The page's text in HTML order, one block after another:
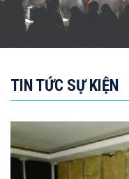
TIN TỨC SỰ KIỆN